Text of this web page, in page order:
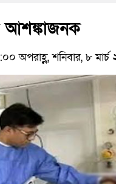
আশঙ্কাজনক
অপরাহ্ণ, শনিবার, ৮ মার্চ